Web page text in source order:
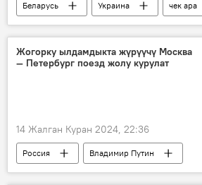
Беларусь Украина
чек ара
Коопсуздук кеңеши
даярдык
диверсант
Дүйнөдө
Жогорку ылдамдыкта жүрүүчү Москва
— Петербург поезд жолу курулат
14 Жалган Куран 2024, 22:36
Россия
Владимир Путин
темир жол
поезд
курулуш